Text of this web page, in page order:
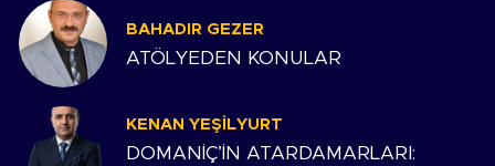
BAHADIR GEZER
ATÖLYEDEN KONULAR
KENAN YEŞILYURT
DOMANİÇ’İN ATARDAMARLARI: